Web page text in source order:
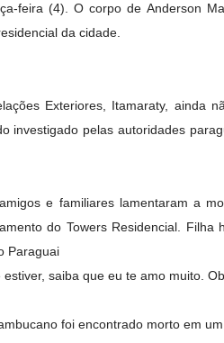
feira (4). O corpo de Anderson
da cidade.
Exteriores, Itamaraty, ainda
investigado pelas autoridades
e familiares lamentaram a
do Towers Residencial. Filha
Paraguai
saiba que eu te amo muito.
foi encontrado morto em